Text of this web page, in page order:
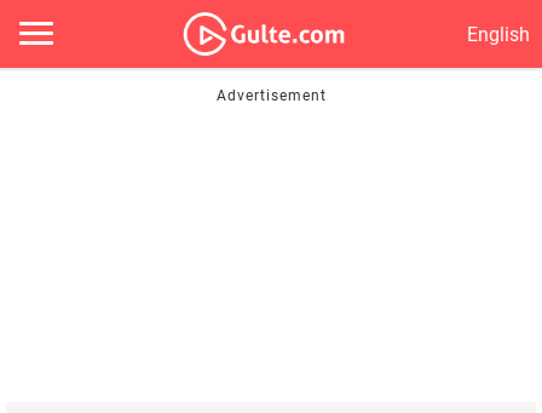
English